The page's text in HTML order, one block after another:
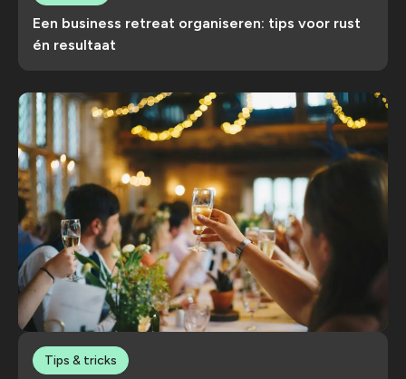
Een business retreat organiseren: tips voor rust
én resultaat
Tips & tricks